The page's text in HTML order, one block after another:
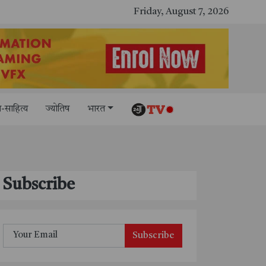
Friday, August 7, 2026
ज्योतिष भारत
Subscribe
Subscribe